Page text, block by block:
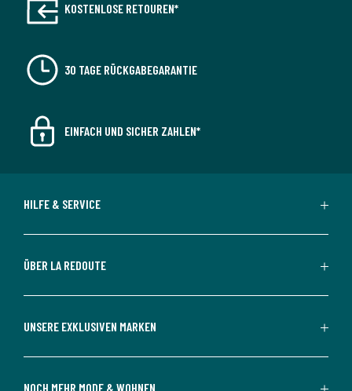
KOSTENLOSE RETOUREN*
30 TAGE RÜCKGABEGARANTIE
EINFACH UND SICHER ZAHLEN*
HILFE & SERVICE
ÜBER LA REDOUTE
UNSERE EXKLUSIVEN MARKEN
NOCH MEHR MODE & WOHNEN